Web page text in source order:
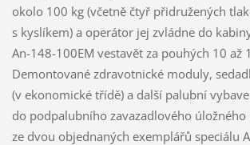
okolo 100 kg (včetně čtyř přidružených
s kyslíkem) a operátor jej zvládne do
An-148-100EM vestavět za pouhých 10 až
Demontované zdravotnické moduly,
(v ekonomické třídě) a další palubní
do podpalubního zavazadlového
ze dvou objednaných exemplářů speciálu